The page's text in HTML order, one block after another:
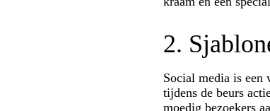
2.
Social media is een
tijdens de beurs
moedig bezoekers